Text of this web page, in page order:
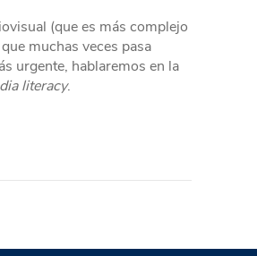
(que es más complejo
muchas veces pasa
urgente, hablaremos en la
literacy.